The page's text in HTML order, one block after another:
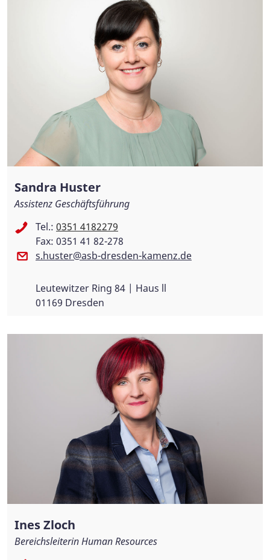
Sandra Huster
Assistenz Geschäftsführung
Tel.: 0351 4182279
Fax: 0351 41 82-278
s.huster@asb-dresden-kamenz.de
Leutewitzer Ring 84 | Haus ll
01169 Dresden
Ines Zloch
Bereichsleiterin Human Resources